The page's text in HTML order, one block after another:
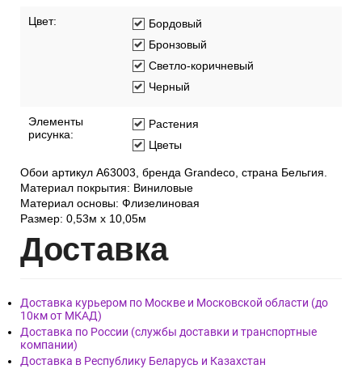
Цвет:
Бордовый
Бронзовый
Светло-коричневый
Черный
Элементы
рисунка:
Растения
Цветы
Обои артикул A63003, бренда Grandeco, страна Бельгия.
Материал покрытия: Виниловые
Материал основы: Флизелиновая
Размер: 0,53м x 10,05м
Доставка
Доставка курьером по Москве и Московской области (до
10км от МКАД)
Доставка по России (службы доставки и транспортные
компании)
Доставка в Республику Беларусь и Казахстан